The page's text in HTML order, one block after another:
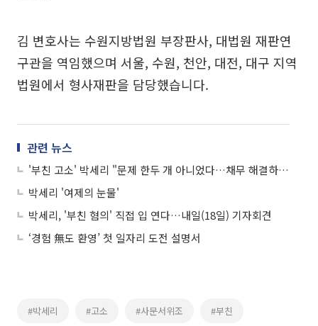
김 변호사는 수원지방법원 부장판사, 대법원 재판연
구관을 역임했으며 서울, 수원, 천안, 대전, 대구 지역
법원에서 형사재판을 담당했습니다.
관련 뉴스
'부친 고소' 박세리 "문제 한두 개 아니었다…채무 해결하면 또 채무"
박세리 '여제의 눈물'
박세리, '부친 혐의' 직접 입 연다…내일(18일) 기자회견
‘경험 無도 환영’ 첫 일자리 도전 설명서
#박세리 #고소 #사문서위조 #부친